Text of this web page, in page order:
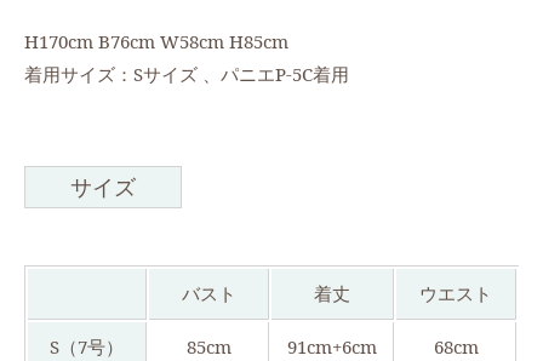
H170cm B76cm W58cm H85cm
着用サイズ：Sサイズ 、パニエP-5C着用
サイズ
バスト 着丈 ウエスト
S（7号） 85cm 91cm+6cm 68cm